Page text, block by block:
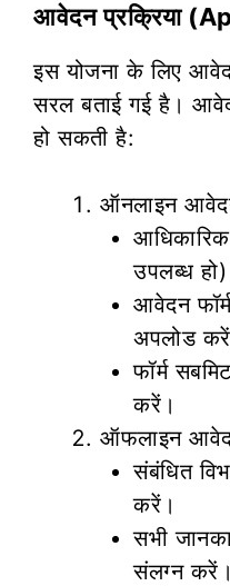
आवेदन प्रक्रिया
इस योजना के लिए
सरल बताई गई है।
हो सकती है:
ऑनलाइन
उपलब्ध
आवेदन
अपलोड
फॉर्म
करें।
ऑफलाइन
संबंधित
करें।
सभी
संलग्न करें।